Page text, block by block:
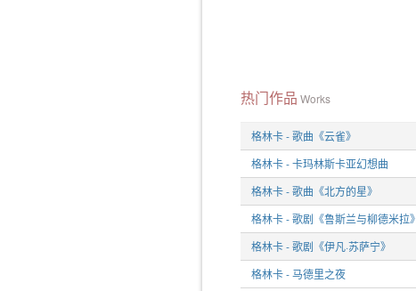
热门作品 Works
格林卡 - 歌曲《云雀》
格林卡 - 卡玛林斯卡亚幻想曲
格林卡 - 歌曲《北方的星》
格林卡 - 歌剧《鲁斯兰与柳德米拉》
格林卡 - 歌剧《伊凡·苏萨宁》
格林卡 - 马德里之夜